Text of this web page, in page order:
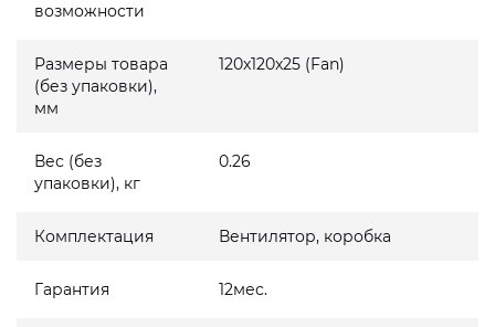
возможности
Размеры товара
(без упаковки),
мм
120x120x25 (Fan)
Вес (без
упаковки), кг
0.26
Комплектация Вентилятор, коробка
Гарантия 12мес.